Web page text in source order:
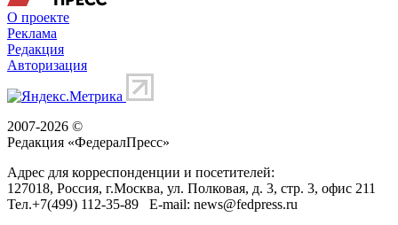
О проекте
Реклама
Редакция
Авторизация
2007-2026 ©
Редакция «ФедералПресс»
Адрес для корреспонденции и посетителей:
127018, Россия, г.Москва, ул. Полковая, д. 3, стр. 3, офис 211
Тел.+7(499) 112-35-89 E-mail: news@fedpress.ru